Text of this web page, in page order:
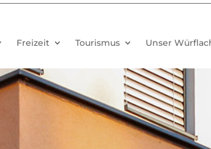
Freizeit Tourismus Unser